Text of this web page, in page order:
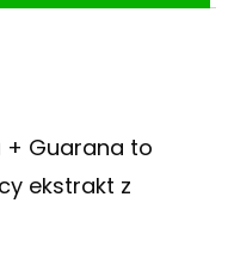
+ Guarana to
ekstrakt z